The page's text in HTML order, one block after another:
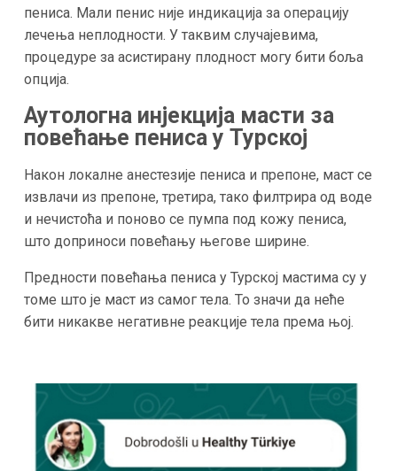
пениса. Мали пенис није индикација за операцију
лечења неплодности. У таквим случајевима,
процедуре за асистирану плодност могу бити боља
опција.
Аутологна инјекција масти за
повећање пениса у Турској
Након локалне анестезије пениса и препоне, маст се
извлачи из препоне, третира, тако филтрира од воде
и нечистоћа и поново се пумпа под кожу пениса,
што доприноси повећању његове ширине.
Предности повећања пениса у Турској мастима су у
томе што је маст из самог тела. То значи да неће
бити никакве негативне реакције тела према њој.